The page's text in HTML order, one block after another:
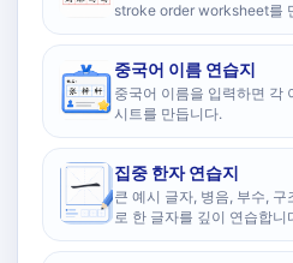
stroke order worksheet를
중국어 이름 연습지
중국어 이름을 입력하면 각
시트를 만듭니다.
집중 한자 연습지
큰 예시 글자, 병음, 부수,
로 한 글자를 깊이 연습합니